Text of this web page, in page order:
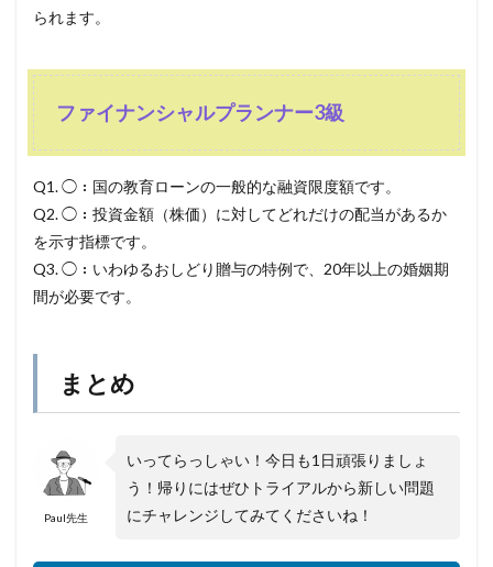
られます。
ファイナンシャルプランナー3級
Q1. ◯：国の教育ローンの一般的な融資限度額です。
Q2. ◯：投資金額（株価）に対してどれだけの配当があるか
を示す指標です。
Q3. ◯：いわゆるおしどり贈与の特例で、20年以上の婚姻期
間が必要です。
まとめ
Paul先生
いってらっしゃい！今日も1日頑張りましょ
う！帰りにはぜひトライアルから新しい問題
にチャレンジしてみてくださいね！